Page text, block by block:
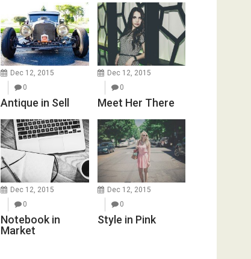
Dec 12, 2015
0
Antique in Sell
Dec 12, 2015
0
Notebook in
Market
Dec 12, 2015
0
Meet Her There
Dec 12, 2015
0
Style in Pink